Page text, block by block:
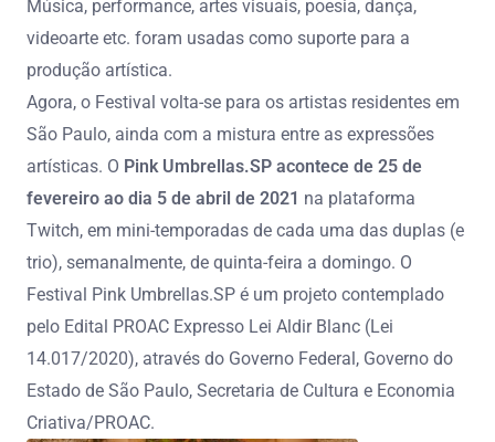
Música, performance, artes visuais, poesia, dança,
videoarte etc. foram usadas como suporte para a
produção artística.
Agora, o Festival volta-se para os artistas residentes em
São Paulo, ainda com a mistura entre as expressões
artísticas. O Pink Umbrellas.SP acontece de 25 de
fevereiro ao dia 5 de abril de 2021 na plataforma
Twitch, em mini-temporadas de cada uma das duplas (e
trio), semanalmente, de quinta-feira a domingo. O
Festival Pink Umbrellas.SP é um projeto contemplado
pelo Edital PROAC Expresso Lei Aldir Blanc (Lei
14.017/2020), através do Governo Federal, Governo do
Estado de São Paulo, Secretaria de Cultura e Economia
Criativa/PROAC.